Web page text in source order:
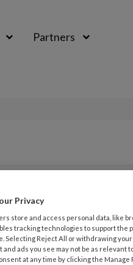
Partners
Privacy
store and access personal data, like
tracking technologies to support the
Selecting Reject All or withdrawing
and ads you see may not be as relevant
at any time by clicking the Manage